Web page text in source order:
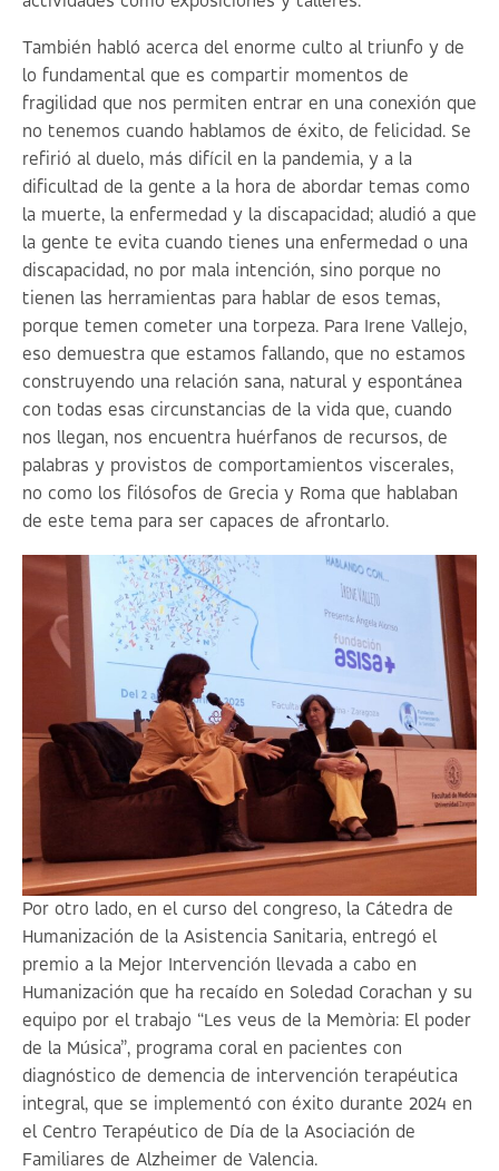
También habló acerca del enorme culto al triunfo y de
lo fundamental que es compartir momentos de
fragilidad que nos permiten entrar en una conexión que
no tenemos cuando hablamos de éxito, de felicidad. Se
refirió al duelo, más difícil en la pandemia, y a la
dificultad de la gente a la hora de abordar temas como
la muerte, la enfermedad y la discapacidad; aludió a que
la gente te evita cuando tienes una enfermedad o una
discapacidad, no por mala intención, sino porque no
tienen las herramientas para hablar de esos temas,
porque temen cometer una torpeza. Para Irene Vallejo,
eso demuestra que estamos fallando, que no estamos
construyendo una relación sana, natural y espontánea
con todas esas circunstancias de la vida que, cuando
nos llegan, nos encuentra huérfanos de recursos, de
palabras y provistos de comportamientos viscerales,
no como los filósofos de Grecia y Roma que hablaban
de este tema para ser capaces de afrontarlo.
Por otro lado, en el curso del congreso, la Cátedra de
Humanización de la Asistencia Sanitaria, entregó el
premio a la Mejor Intervención llevada a cabo en
Humanización que ha recaído en Soledad Corachan y su
equipo por el trabajo “Les veus de la Memòria: El poder
de la Música”, programa coral en pacientes con
diagnóstico de demencia de intervención terapéutica
integral, que se implementó con éxito durante 2024 en
el Centro Terapéutico de Día de la Asociación de
Familiares de Alzheimer de Valencia.